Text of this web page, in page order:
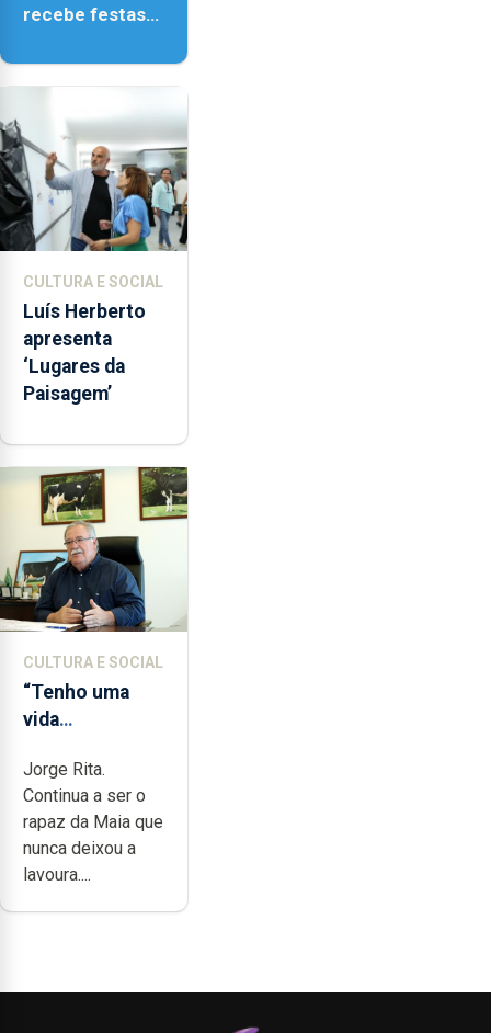
recebe festas
Nossa Senhora
CULTURA E SOCIAL
Luís Herberto
apresenta
‘Lugares da
Paisagem’
CULTURA E SOCIAL
“Tenho uma
vida
cheia de
trabalho,
dedicação,
gosto e muita
paixão”
Jorge Rita.
Continua a ser o
rapaz da Maia que
nunca deixou a
lavoura....